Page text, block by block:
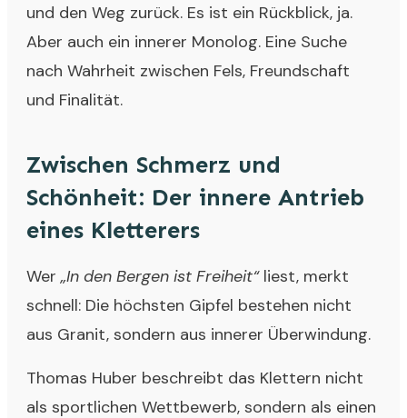
und den Weg zurück. Es ist ein Rückblick, ja.
Aber auch ein innerer Monolog. Eine Suche
nach Wahrheit zwischen Fels, Freundschaft
und Finalität.
Zwischen Schmerz und
Schönheit: Der innere Antrieb
eines Kletterers
Wer „In den Bergen ist Freiheit“liest, merkt
schnell: Die höchsten Gipfel bestehen nicht
aus Granit, sondern aus innerer Überwindung.
Thomas Huber beschreibt das Klettern nicht
als sportlichen Wettbewerb, sondern als einen